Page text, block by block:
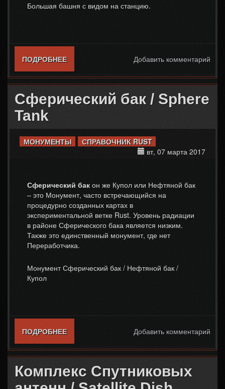
Большая башня с видом на станцию.
ПОДРОБНЕЕО СТАНЦИЯ ОЧИСТКИ ВОДЫ / WATER
TREATMENT PLANT
Добавить комментарий
Сферический бак / Sphere
Tank
МОНУМЕНТЫ
СПРАВОЧНИК RUST
вт, 07 марта 2017
Сферический бак он же Купол или Нефтяной бак
– это Монумент, часто встречающийся на
процедурно созданных картах в
экспериментальной ветке Rust. Уровень радиации
в районе Сферического бака является низким.
Также это единственный монумент, где нет
Переработчика.
Монумент Сферический бак / Нефтяной бак /
Купол
ПОДРОБНЕЕО СФЕРИЧЕСКИЙ БАК / SPHERE TANK
Добавить комментарий
Комплекс Спутниковых